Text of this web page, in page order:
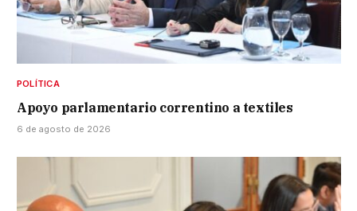
POLÍTICA
Apoyo parlamentario correntino a textiles
6 de agosto de 2026